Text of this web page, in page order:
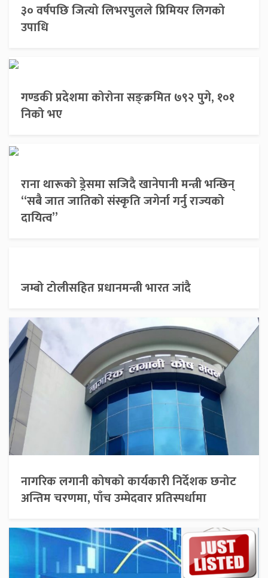
३० वर्षपछि जित्यो लिभरपुलले प्रिमियर लिगको
उपाधि
गण्डकी प्रदेशमा कोरोना सङ्क्रमित ७९२ पुगे, १०१
निको भए
राना थारूको ड्रेसमा सजिदै खानेपानी मन्त्री भन्छिन्
“सबै जात जातिको संस्कृति जगेर्ना गर्नु राज्यको
दायित्व”
जम्बो टोलीसहित प्रधानमन्त्री भारत जांदै
नागरिक लगानी कोषको कार्यकारी निर्देशक छनोट
अन्तिम चरणमा, पाँच उम्मेदवार प्रतिस्पर्धामा